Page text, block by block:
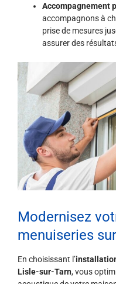
Accompagnement
accompagnons à
prise de mesures
assurer des
Modernisez
menuiseries
En choisissant l’
Lisle-sur-Tarn, vous